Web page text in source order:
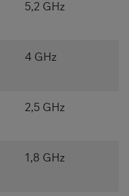
5,2 GHz
4 GHz
2,5 GHz
1,8 GHz